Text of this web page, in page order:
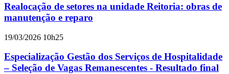
Realocação de setores na unidade Reitoria: obras de
manutenção e reparo
19/03/2026 10h25
Especialização Gestão dos Serviços de Hospitalidade
– Seleção de Vagas Remanescentes - Resultado final